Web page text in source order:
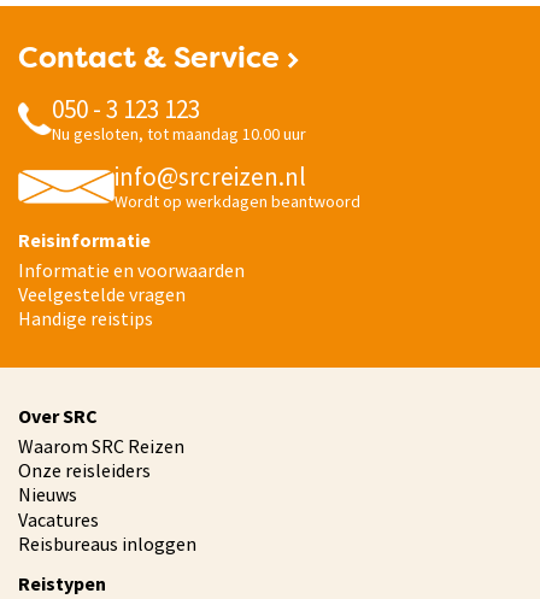
Contact & Service
050 - 3 123 123
Nu gesloten, tot maandag 10.00 uur
info@srcreizen.nl
Wordt op werkdagen beantwoord
Reisinformatie
Informatie en voorwaarden
Veelgestelde vragen
Handige reistips
Over SRC
Waarom SRC Reizen
Onze reisleiders
Nieuws
Vacatures
Reisbureaus inloggen
Reistypen